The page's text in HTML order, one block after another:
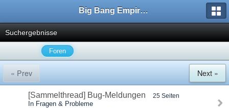
Big Bang Empire - Forum
Suchergebnisse
Foren
« Prev Next »
[Sammelthread] Bug-Meldungen 25 Seiten
In Fragen & Probleme